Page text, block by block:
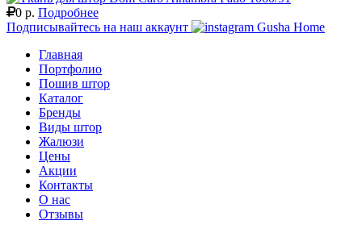
0 р. Подробнее
Подписывайтесь на наш аккаунт
Gusha Home
Главная
Портфолио
Пошив штор
Каталог
Бренды
Виды штор
Жалюзи
Цены
Акции
Контакты
О нас
Отзывы